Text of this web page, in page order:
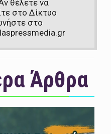
θέλετε να
στο Δίκτυο
στο
Άρθρα